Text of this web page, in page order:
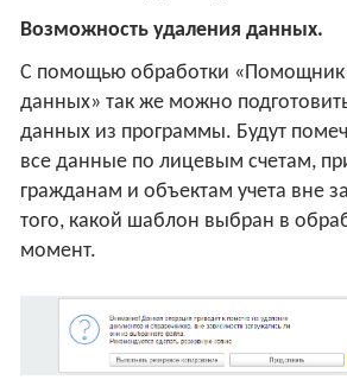
Возможность удаления данных.
С помощью обработки «Помощник
данных» так же можно
данных из программы. Будут
все данные по лицевым счетам,
гражданам и объектам учета вне
того, какой шаблон выбран в
момент.